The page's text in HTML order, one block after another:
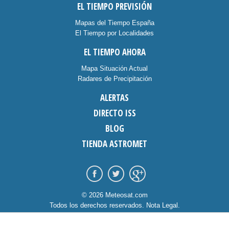
EL TIEMPO PREVISIÓN
Mapas del Tiempo España
El Tiempo por Localidades
EL TIEMPO AHORA
Mapa Situación Actual
Radares de Precipitación
ALERTAS
DIRECTO ISS
BLOG
TIENDA ASTROMET
© 2026 Meteosat.com
Todos los derechos reservados. Nota Legal .